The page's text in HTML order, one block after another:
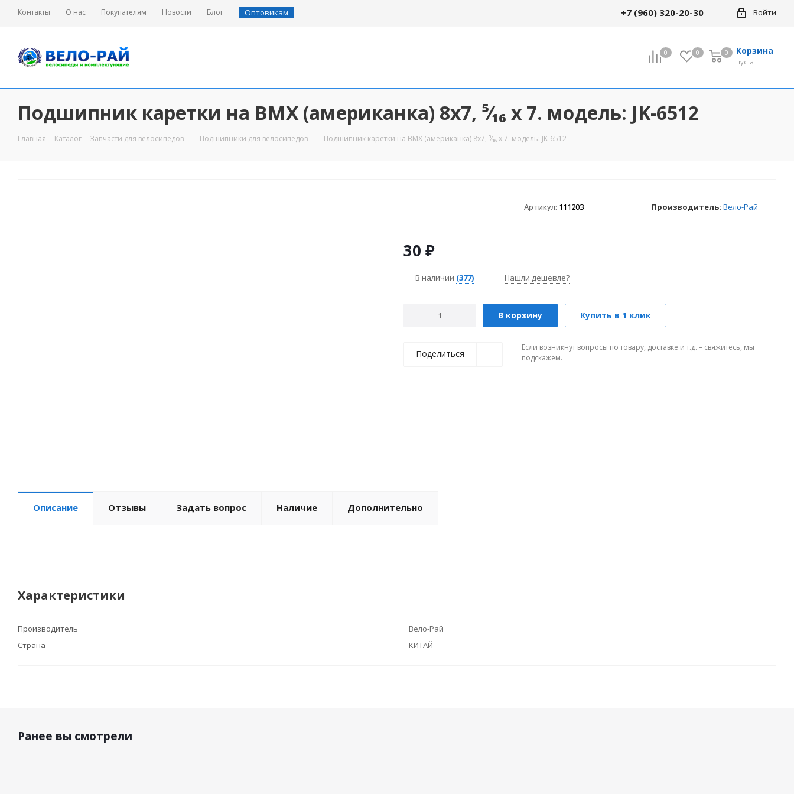
Контакты О нас Покупателям Новости Блог Оптовикам Войти
+7 (960) 320-20-30
0 0 Корзина
0
пуста
0
Подшипник каретки на ВМХ (американка) 8х7, ⁵⁄₁₆ х 7. модель: JK-6512
Главная - Каталог - Запчасти для велосипедов - Подшипники для велосипедов - Подшипник каретки на ВМХ (американка) 8х7, ⁵⁄₁₆ х 7. модель: JK-6512
Артикул: 111203 Производитель: Вело-Рай
30 ₽
В наличии (377) Нашли дешевле?
В корзину Купить в 1 клик
Поделиться
Если возникнут вопросы по товару, доставке и т.д. – свяжитесь, мы
подскажем.
Описание Отзывы Задать вопрос Наличие Дополнительно
Характеристики
Производитель
Вело-Рай
Страна
КИТАЙ
Ранее вы смотрели